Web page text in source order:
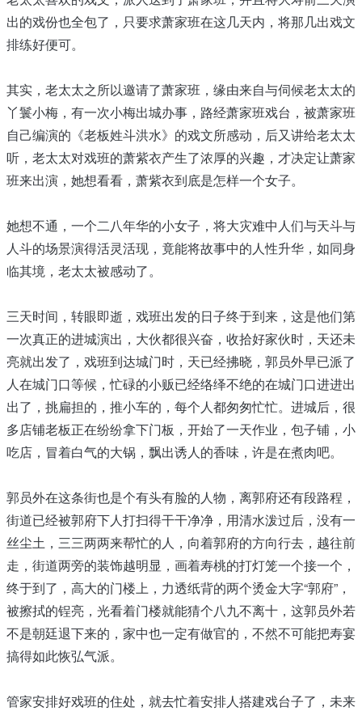
出的戏份也全包了，只要求萧家班在这几天内，将那几出戏文
排练好便可。
其实，老太太之所以邀请了萧家班，缘由来自与伺候老太太的
丫鬟小梅，有一次小梅出城办事，路经萧家班戏台，被萧家班
自己编演的《老板姓斗洪水》的戏文所感动，后又讲给老太太
听，老太太对戏班的萧紫衣产生了浓厚的兴趣，才决定让萧家
班来出演，她想看看，萧紫衣到底是怎样一个女子。
她想不通，一个二八年华的小女子，将大灾难中人们与天斗与
人斗的场景演得活灵活现，竟能将故事中的人性升华，如同身
临其境，老太太被感动了。
三天时间，转眼即逝，戏班出发的日子终于到来，这是他们第
一次真正的进城演出，大伙都很兴奋，收拾好家伙时，天还未
亮就出发了，戏班到达城门时，天已经拂晓，郭员外早已派了
人在城门口等候，忙碌的小贩已经络绎不绝的在城门口进进出
出了，挑扁担的，推小车的，每个人都匆匆忙忙。进城后，很
多店铺老板正在纷纷拿下门板，开始了一天作业，包子铺，小
吃店，冒着白气的大锅，飘出诱人的香味，许是在煮肉吧。
郭员外在这条街也是个有头有脸的人物，离郭府还有段路程，
街道已经被郭府下人打扫得干干净净，用清水泼过后，没有一
丝尘土，三三两两来帮忙的人，向着郭府的方向行去，越往前
走，街道两旁的装饰越明显，画着寿桃的打灯笼一个接一个，
终于到了，高大的门楼上，力透纸背的两个烫金大字“郭府”，
被擦拭的锃亮，光看着门楼就能猜个八九不离十，这郭员外若
不是朝廷退下来的，家中也一定有做官的，不然不可能把寿宴
搞得如此恢弘气派。
管家安排好戏班的住处，就去忙着安排人搭建戏台子了，未来